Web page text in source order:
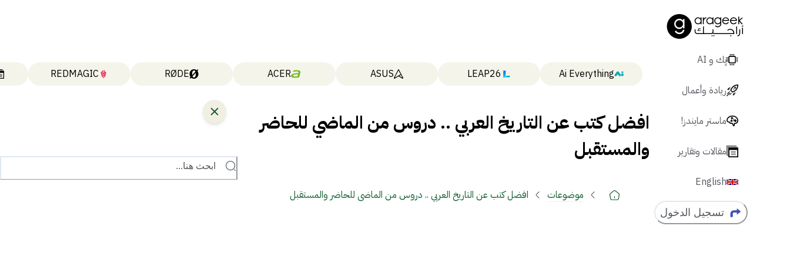
تٍك و AI
ريادة وأعمال
ماستر مايندز!
مقالات وتقارير
English
تسجيل الدخول
Ai Everything
LEAP26
ASUS
ACER
RØDE
REDMAGIC
افضل كتب عن التاريخ العربي .. دروس من الماضي للحاضر
والمستقبل
موضوعات افضل كتب عن التاريخ العربي .. دروس من الماضي للحاضر والمستقبل
ابحث هنا...